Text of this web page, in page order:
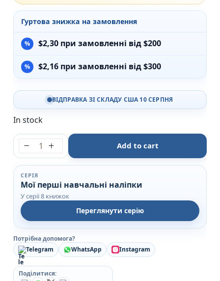
Гуртова знижка на замовлення
$2,30 при замовленні від $200
$2,16 при замовленні від $300
ВІДПРАВКА ЗІ СКЛАДУ США 10 СЕРПНЯ
In stock
Транспорт - Мої перші навчальні наліпки - УЛА
Add to cart
СЕРІЯ
Мої перші навчальні наліпки
У серії 8 книжок
Переглянути серію
Потрібна допомога?
Telegram
WhatsApp Instagram
Поділитися: